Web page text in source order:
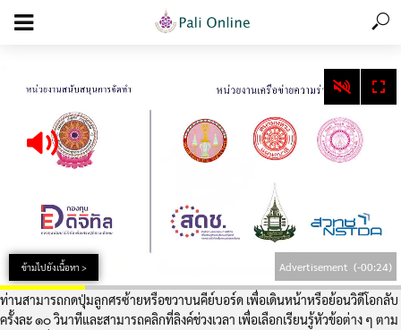
add_action('wp_footer', function () { echo '
ข้ามไปยังเนื้อหา > Advertisement (-00:24)
ท่านสามารถกดปุ่มลูกศรซ้ายหรือขวาบนคีย์บอร์ด เพื่อเดินหน้าหรือย้อนวิดีโอกลับ
ครั้งละ ๑๐ วินาทีและสามารถคลิกที่ลิงค์ช่วงเวลา เพื่อเลือกเรียนรู้หัวข้อต่าง ๆ ตาม